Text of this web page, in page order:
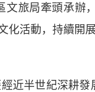
旅局牽頭承辦
化活動，持續
半世紀深耕發